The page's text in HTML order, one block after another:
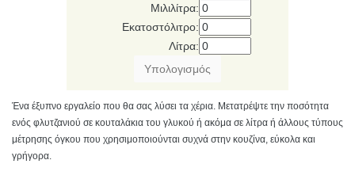
Μιλιλίτρα:
Eκατοστόλιτρο:
Λίτρα:
Ένα έξυπνο εργαλείο που θα σας λύσει τα χέρια. Μετατρέψτε την ποσότητα
ενός φλυτζανιού σε κουταλάκια του γλυκού ή ακόμα σε λίτρα ή άλλους τύπους
μέτρησης όγκου που χρησιμοποιούνται συχνά στην κουζίνα, εύκολα και
γρήγορα.